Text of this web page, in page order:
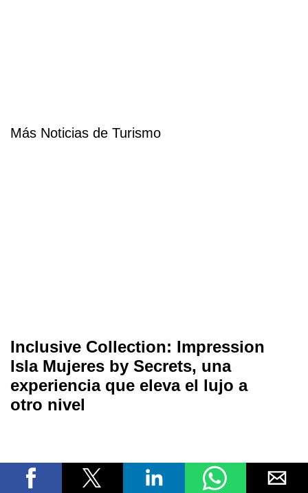
Más Noticias de Turismo
Inclusive Collection: Impression
Isla Mujeres by Secrets, una
experiencia que eleva el lujo a
otro nivel